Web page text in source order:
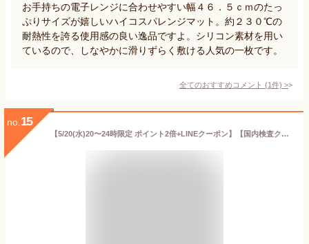
お手持ちの電子レンジに合わせやすい幅４６．５ｃｍのたっ
ぷりサイズが嬉しいハイコスパレンジマット。約２３０℃の
耐熱性を誇る使用感の良い逸品ですよ。シリコン素材を用い
ているので、しなやかに滑りずらく敷ける人気の一枚です。
全てのおすすめコメント (1件) >
no. 15
【5/20(水)20〜24時限定 ポイント2倍+LINEクーポン】【国内検査クリア品質】キッチン シリコン 調理台保護 マット 40×60cm 厚さ2mm 食品衛生法 検査済 台所 シリコンマット シリコーン クッキングマット 防汚 吸音 保護シート 耐熱 キズ 傷 防止 半透明 送料無料 新生活